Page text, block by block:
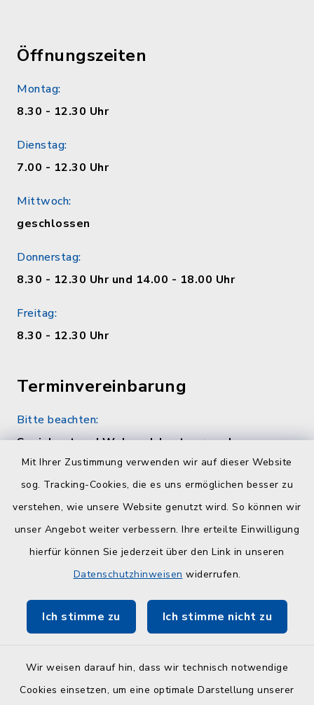
Mit Ihrer Zustimmung verwenden wir auf dieser Website
sog. Tracking-Cookies, die es uns ermöglichen besser zu
verstehen, wie unsere Website genutzt wird. So können wir
unser Angebot weiter verbessern. Ihre erteilte Einwilligung
hierfür können Sie jederzeit über den Link in unseren
Datenschutzhinweisen widerrufen.
Ich stimme zu Ich stimme nicht zu
Wir weisen darauf hin, dass wir technisch notwendige
Cookies einsetzen, um eine optimale Darstellung unserer
Öffnungszeiten
Montag:
8.30 - 12.30 Uhr
Dienstag:
7.00 - 12.30 Uhr
Mittwoch:
geschlossen
Donnerstag:
8.30 - 12.30 Uhr und 14.00 - 18.00 Uhr
Freitag:
8.30 - 12.30 Uhr
Terminvereinbarung
Bitte beachten:
Sozialamt und Wohngeldamt nur nach
telefonischer Vereinbarung unter 04384 5979-
Quicklinks
Kreisverwaltung Plön
ZuFiSH